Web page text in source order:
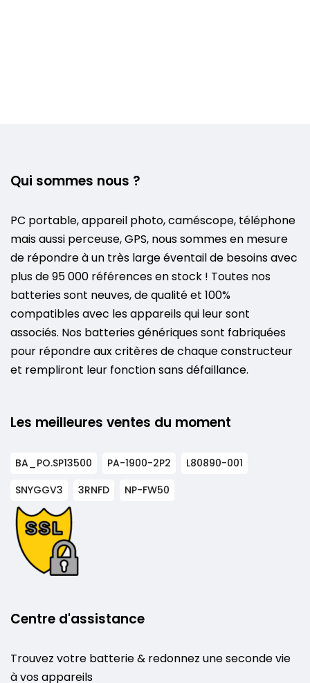
Qui sommes nous ?
PC portable, appareil photo, caméscope, téléphone
mais aussi perceuse, GPS, nous sommes en mesure
de répondre à un très large éventail de besoins avec
plus de 95 000 références en stock ! Toutes nos
batteries sont neuves, de qualité et 100%
compatibles avec les appareils qui leur sont
associés. Nos batteries génériques sont fabriquées
pour répondre aux critères de chaque constructeur
et rempliront leur fonction sans défaillance.
Les meilleures ventes du moment
BA_PO.SP13500 PA-1900-2P2
L80890-001
SNYGGV3
3RNFD NP-FW50
Centre d'assistance
Trouvez votre batterie & redonnez une seconde vie
à vos appareils